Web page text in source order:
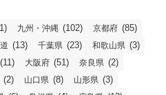
九州・沖縄 (102) 京都府 (85)
(13) 千葉県 (23) 和歌山県 (3)
(11) 大阪府 (51) 奈良県 (2)
(2) 山口県 (8) 山形県 (3)